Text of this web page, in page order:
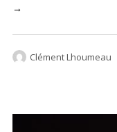
→
Clément Lhoumeau